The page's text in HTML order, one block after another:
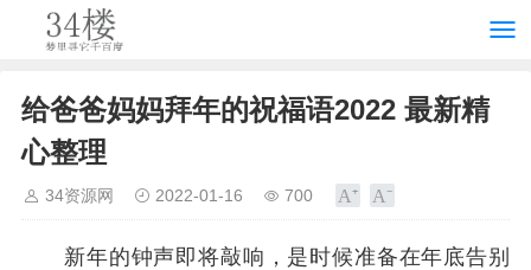
给爸爸妈妈拜年的祝福语2022 最新精
心整理
34资源网 2022-01-16 700
新年的钟声即将敲响，是时候准备在年底告别